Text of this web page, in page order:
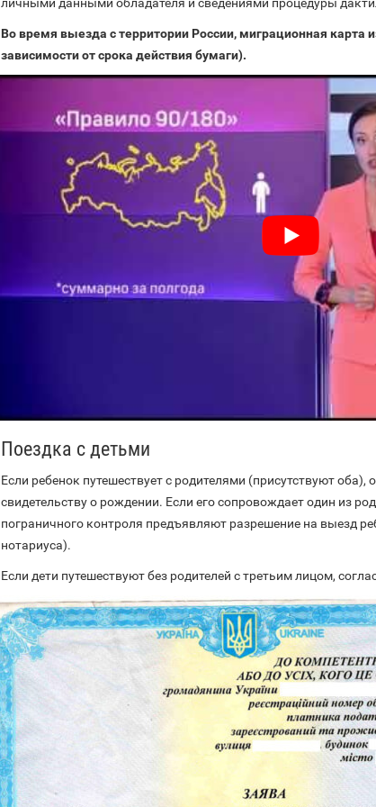
личными данными обладателя и сведениями процедуры
Во время выезда с территории России, миграционная карта
зависимости от срока действия бумаги).
Поездка с детьми
Если ребенок путешествует с родителями (присутствуют оба),
свидетельству о рождении. Если его сопровождает один из
пограничного контроля предъявляют разрешение на выезд
нотариуса).
Если дети путешествуют без родителей с третьим лицом,